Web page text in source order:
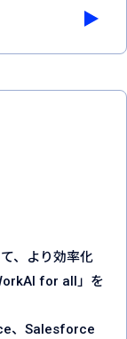
、より効率化
for all」を
、Salesforce